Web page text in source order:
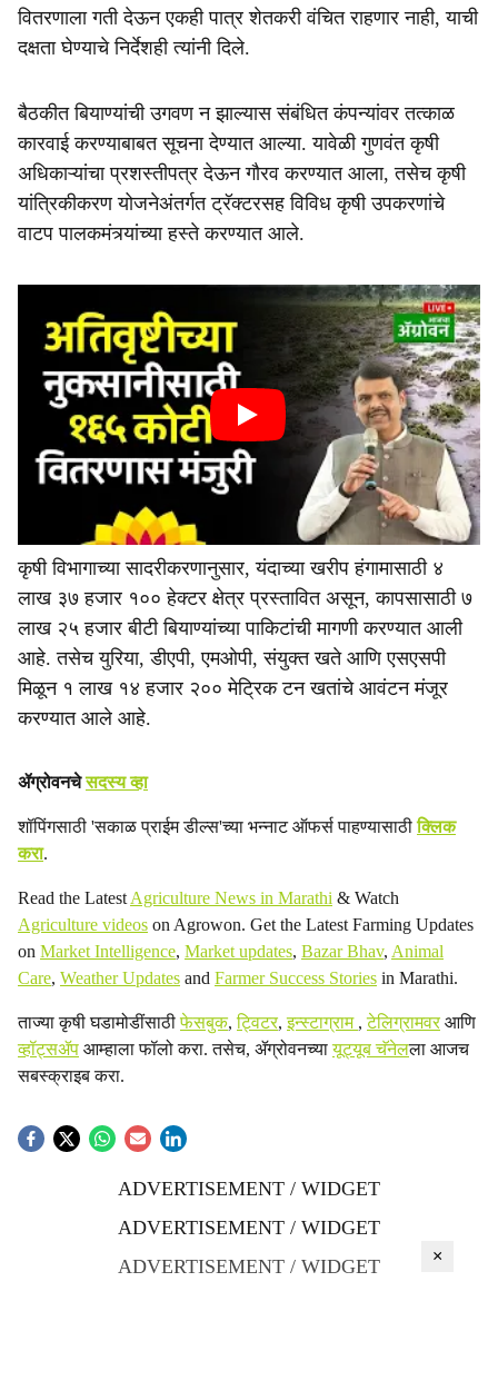
वितरणाला गती देऊन एकही पात्र शेतकरी वंचित राहणार नाही, याची
दक्षता घेण्याचे निर्देशही त्यांनी दिले.
बैठकीत बियाण्यांची उगवण न झाल्यास संबंधित कंपन्यांवर तत्काळ
कारवाई करण्याबाबत सूचना देण्यात आल्या. यावेळी गुणवंत कृषी
अधिकाऱ्यांचा प्रशस्तीपत्र देऊन गौरव करण्यात आला, तसेच कृषी
यांत्रिकीकरण योजनेअंतर्गत ट्रॅक्टरसह विविध कृषी उपकरणांचे
वाटप पालकमंत्र्यांच्या हस्ते करण्यात आले.
कृषी विभागाच्या सादरीकरणानुसार, यंदाच्या खरीप हंगामासाठी ४
लाख ३७ हजार १०० हेक्टर क्षेत्र प्रस्तावित असून, कापसासाठी ७
लाख २५ हजार बीटी बियाण्यांच्या पाकिटांची मागणी करण्यात आली
आहे. तसेच युरिया, डीएपी, एमओपी, संयुक्त खते आणि एसएसपी
मिळून १ लाख १४ हजार २०० मेट्रिक टन खतांचे आवंटन मंजूर
करण्यात आले आहे.
ॲग्रोवनचेसदस्य व्हा
शॉपिंगसाठी 'सकाळ प्राईम डील्स'च्या भन्नाट ऑफर्स पाहण्यासाठीक्लिक
करा.
Read the Latest Agriculture News in Marathi & Watch
Agriculture videos on Agrowon. Get the Latest Farming Updates
on Market Intelligence, Market updates, Bazar Bhav, Animal
Care, Weather Updates and Farmer Success Stories in Marathi.
ताज्या कृषी घडामोडींसाठीफेसबुक,ट्विटर,इन्स्टाग्राम ,टेलिग्रामवरआणि
व्हॉट्सॲप आम्हाला फॉलो करा. तसेच, ॲग्रोवनच्यायूट्यूब चॅनेलला आजच
सबस्क्राइब करा.
ADVERTISEMENT / WIDGET
ADVERTISEMENT / WIDGET
ADVERTISEMENT / WIDGET
×